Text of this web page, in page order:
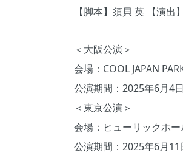
【脚本】須⾙ 英 【演
＜大阪公演＞
会場：COOL JAPAN
公演期間：2025年6⽉4
＜東京公演＞
会場：ヒューリックホ
公演期間：2025年6⽉